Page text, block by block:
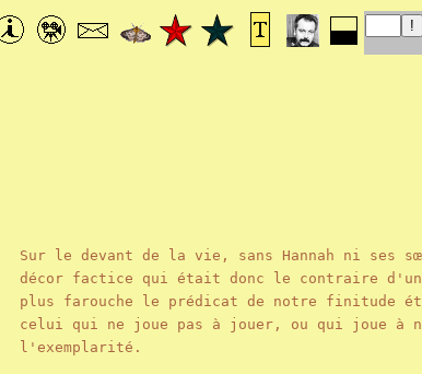
Sur le devant de la vie, sans Hannah ni ses
décor factice qui était donc le contraire
plus farouche le prédicat de notre finitude
celui qui ne joue pas à jouer, ou qui joue à
l'exemplarité.